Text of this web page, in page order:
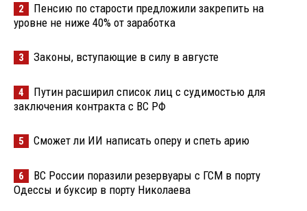
2
Пенсию по старости предложили закрепить на
уровне не ниже 40% от заработка
3 Законы, вступающие в силу в августе
4
Путин расширил список лиц с судимостью для
заключения контракта с ВС РФ
5 Сможет ли ИИ написать оперу и спеть арию
6
ВС России поразили резервуары с ГСМ в порту
Одессы и буксир в порту Николаева